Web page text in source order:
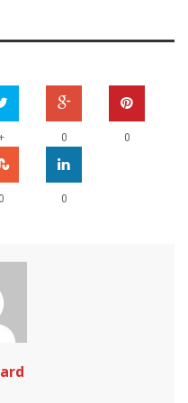
0 0
0 0